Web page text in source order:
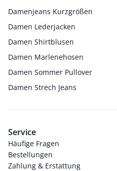
Damenjeans Kurzgrößen
Damen Lederjacken
Damen Shirtblusen
Damen Marlenehosen
Damen Sommer Pullover
Damen Strech Jeans
Service
Häufige Fragen
Bestellungen
Zahlung & Erstattung